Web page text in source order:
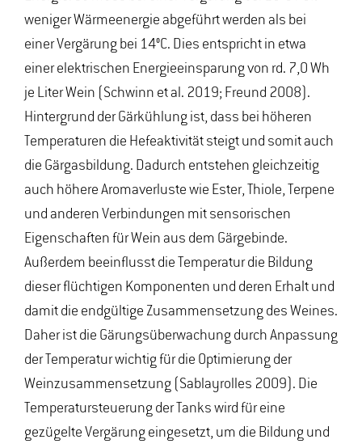
weniger Wärmeenergie abgeführt werden als bei
einer Vergärung bei 14°C. Dies entspricht in etwa
einer elektrischen Energieeinsparung von rd. 7,0 Wh
je Liter Wein (Schwinn et al. 2019; Freund 2008).
Hintergrund der Gärkühlung ist, dass bei höheren
Temperaturen die Hefeaktivität steigt und somit auch
die Gärgasbildung. Dadurch entstehen gleichzeitig
auch höhere Aromaverluste wie Ester, Thiole, Terpene
und anderen Verbindungen mit sensorischen
Eigenschaften für Wein aus dem Gärgebinde.
Außerdem beeinflusst die Temperatur die Bildung
dieser flüchtigen Komponenten und deren Erhalt und
damit die endgültige Zusammensetzung des Weines.
Daher ist die Gärungsüberwachung durch Anpassung
der Temperatur wichtig für die Optimierung der
Weinzusammensetzung (Sablayrolles 2009). Die
Temperatursteuerung der Tanks wird für eine
gezügelte Vergärung eingesetzt, um die Bildung und